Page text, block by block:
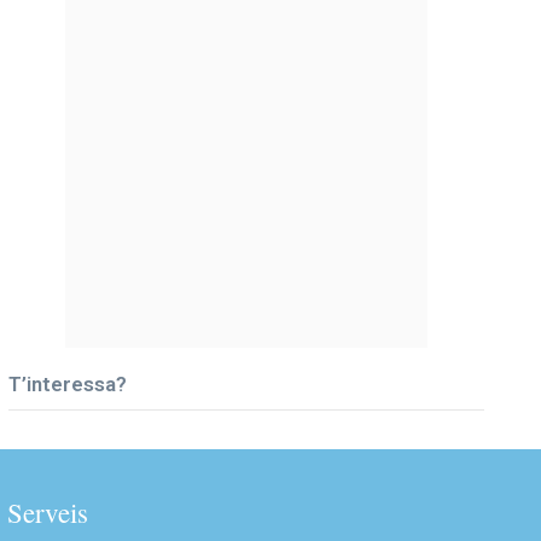
T’interessa?
Serveis